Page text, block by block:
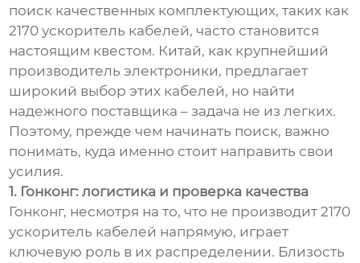
поиск качественных комплектующих, таких как
2170 ускоритель кабелей, часто становится
настоящим квестом. Китай, как крупнейший
производитель электроники, предлагает
широкий выбор этих кабелей, но найти
надежного поставщика – задача не из легких.
Поэтому, прежде чем начинать поиск, важно
понимать, куда именно стоит направить свои
усилия.
1. Гонконг: логистика и проверка качества
Гонконг, несмотря на то, что не производит 2170
ускоритель кабелей напрямую, играет
ключевую роль в их распределении. Близость